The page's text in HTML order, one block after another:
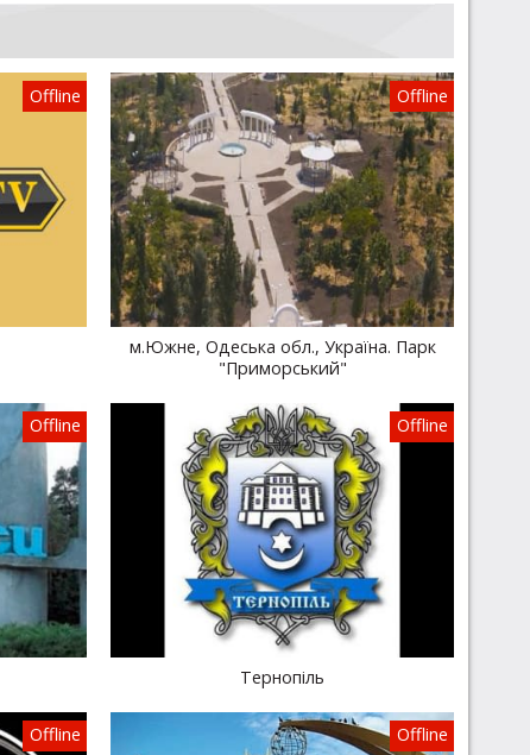
Offline Offline
м.Южне, Одеська обл., Україна. Парк
"Приморський"
Offline Offline
Тернопіль
Offline Offline